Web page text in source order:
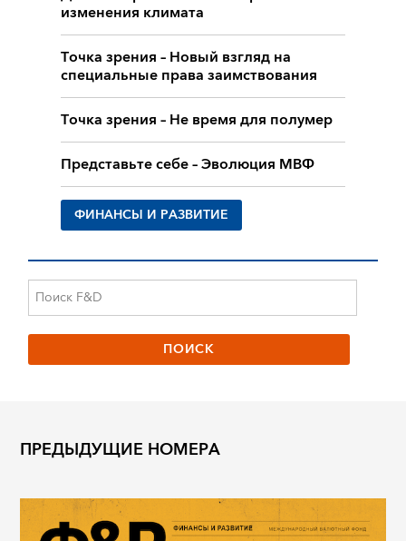
изменения климата
Точка зрения – Новый взгляд на
специальные права заимствования
Точка зрения – Не время для полумер
Представьте себе – Эволюция МВФ
ФИНАНСЫ И РАЗВИТИЕ
ПРЕДЫДУЩИЕ НОМЕРА